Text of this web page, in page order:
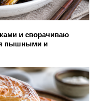
и сворачиваю
пышными и